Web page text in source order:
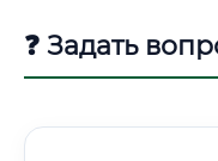
❓ Задать